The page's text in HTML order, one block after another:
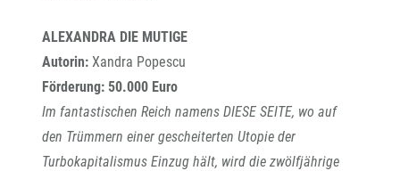
ALEXANDRA DIE MUTIGE
Autorin: Xandra Popescu
Förderung: 50.000 Euro
Im fantastischen Reich namens DIESE SEITE, wo auf
den Trümmern einer gescheiterten Utopie der
Turbokapitalismus Einzug hält, wird die zwölfjährige